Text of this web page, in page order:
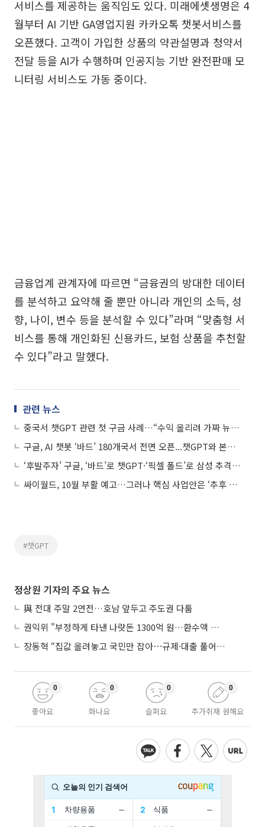
서비스를 제공하는 움직임도 있다. 미래에셋생명은 4
월부터 AI 기반 GA영업지원 카카오톡 챗봇서비스를
오픈했다. 고객이 가입한 상품의 약관설명과 청약서
전달 등을 AI가 수행하며 인공지능 기반 완전판매 모
니터링 서비스도 가동 중이다.
금융업계 관계자에 따르면 “금융권의 방대한 데이터
를 분석하고 요약해 줄 뿐만 아니라 개인의 소득, 성
향, 나이, 변수 등을 분석할 수 있다”라며 “맞춤형 서
비스를 통해 개인화된 신용카드, 보험 상품을 추천할
수 있다”라고 말했다.
관련 뉴스
중국서 챗GPT 관련 첫 구금 사례…“수익 올리려 가짜 뉴스 퍼뜨려”
구글, AI 챗봇 ‘바드’ 180개국서 전면 오픈...챗GPT와 본격 경쟁
‘후발주자’ 구글, ‘바드’로 챗GPT·‘픽셀 폴드’로 삼성 추격한다
싸이월드, 10월 부활 예고…그러나 핵심 사업안은 ‘추후 공개’
#챗GPT
정상원 기자의 주요 뉴스
與 전대 주말 2연전…호남 앞두고 주도권 다툼
권익위 "부정하게 타낸 나랏돈 1300억 원…환수액 역대 최대"
장동혁 “집값 올려놓고 국민만 잡아⋯규제·대출 풀어야”
좋아요
0
화나요
0
슬퍼요
0
추가취재 원해요
0